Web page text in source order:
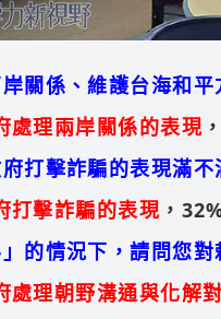
關係、維護台海和
處理兩岸關係的表現
打擊詐騙的表現滿不
打擊詐騙的表現 ，
的情況下，請問您
理朝野溝通與化解